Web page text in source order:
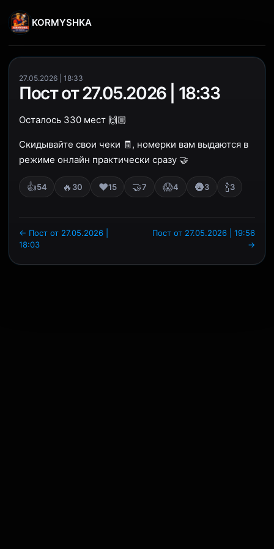
KORMYSHKA
27.05.2026 | 18:33
Пост от 27.05.2026 | 18:33
Осталось 330 мест 🙌🏼
Скидывайте свои чеки 🧾, номерки вам выдаются в
режиме онлайн практически сразу 🤝
👍54 🔥 30 ❤️15 🤝7 😱4 🌚3 🍾3
← Пост от 27.05.2026 |
18:03
Пост от 27.05.2026 | 19:56
→